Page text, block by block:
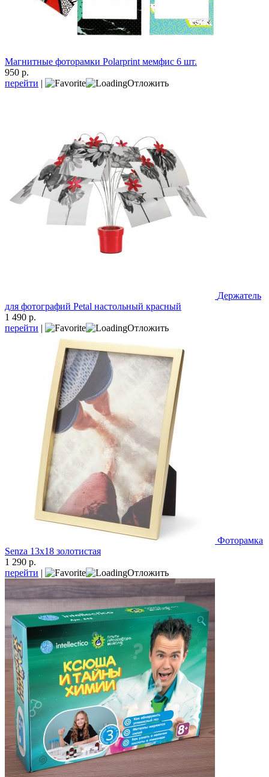
Магнитные фоторамки Polarprint мемфис 6 шт.
950 р.
перейти | Отложить
Держатель
для фотографий Petal настольный красный
1 490 р.
перейти | Отложить
Фоторамка
Senza 13х18 золотистая
1 290 р.
перейти | Отложить